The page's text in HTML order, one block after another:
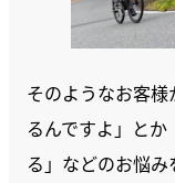
そのようなお客
るんですよ」と
る」などのお悩み